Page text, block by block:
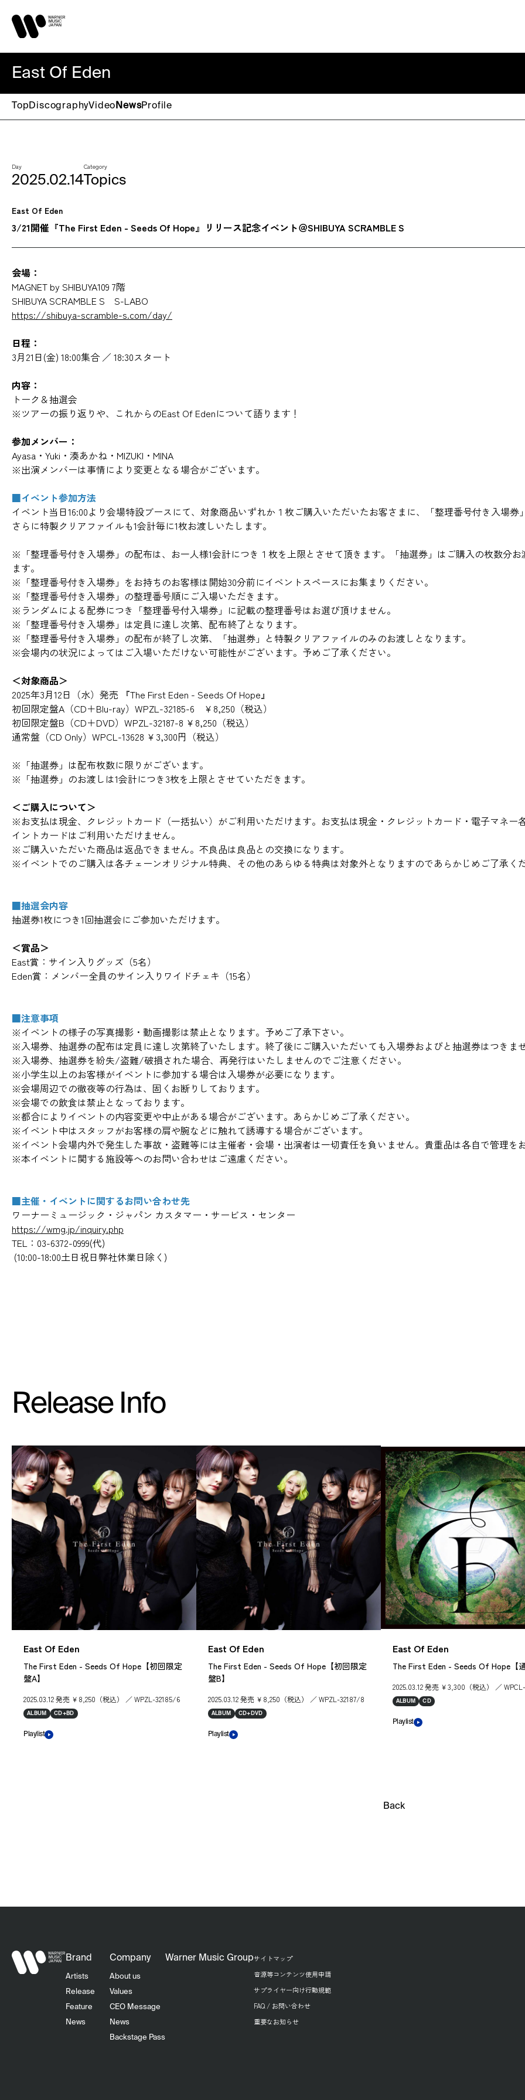
East Of Eden
Top DiscographyVideo NewsProfile
Day
2025.02.14
Category
Topics
East Of Eden
3/21開催『The First Eden - Seeds Of Hope』リリース記念イベント＠SHIBUYA SCRAMBLE S
会場：
MAGNET by SHIBUYA109 7階
SHIBUYA SCRAMBLE S S-LABO
https://shibuya-scramble-s.com/day/
日程：
3月21日(金) 18:00集合 ／ 18:30スタート
内容：
トーク＆抽選会
※ツアーの振り返りや、これからのEast Of Edenについて語ります！
参加メンバー：
Ayasa・Yuki・湊あかね・MIZUKI・MINA
※出演メンバーは事情により変更となる場合がございます。
■イベント参加方法
イベント当日16:00より会場特設ブースにて、対象商品いずれか１枚ご購入いただいたお客さまに、「整理番号付き入場券
さらに特製クリアファイルも1会計毎に1枚お渡しいたします。
※「整理番号付き入場券」の配布は、お一人様1会計につき１枚を上限とさせて頂きます。「抽選券」はご購入の枚数分
ます。
※「整理番号付き入場券」をお持ちのお客様は開始30分前にイベントスペースにお集まりください。
※「整理番号付き入場券」の整理番号順にご入場いただきます。
※ランダムによる配券につき「整理番号付入場券」に記載の整理番号はお選び頂けません。
※「整理番号付き入場券」は定員に達し次第、配布終了となります。
※「整理番号付き入場券」の配布が終了し次第、「抽選券」と特製クリアファイルのみのお渡しとなります。
※会場内の状況によってはご入場いただけない可能性がございます。予めご了承ください。
＜対象商品＞
2025年3月12日（水）発売 『The First Eden - Seeds Of Hope』
初回限定盤A（CD＋Blu-ray）WPZL-32185-6 ￥8,250（税込）
初回限定盤B（CD＋DVD）WPZL-32187-8 ￥8,250（税込）
通常盤（CD Only）WPCL-13628 ￥3,300円（税込）
※「抽選券」は配布枚数に限りがございます。
※「抽選券」のお渡しは1会計につき3枚を上限とさせていただきます。
＜ご購入について＞
※お支払は現金、クレジットカード（一括払い）がご利用いただけます。お支払は現金・クレジットカード・電子マネー
イントカードはご利用いただけません。
※ご購入いただいた商品は返品できません。不良品は良品との交換になります。
※イベントでのご購入は各チェーンオリジナル特典、その他のあらゆる特典は対象外となりますのであらかじめご了承くだ
■抽選会内容
抽選券1枚につき1回抽選会にご参加いただけます。
＜賞品＞
East賞：サイン入りグッズ（5名）
Eden賞：メンバー全員のサイン入りワイドチェキ（15名）
■注意事項
※イベントの様子の写真撮影・動画撮影は禁止となります。予めご了承下さい。
※入場券、抽選券の配布は定員に達し次第終了いたします。終了後にご購入いただいても入場券およびと抽選券はつきま
※入場券、抽選券を紛失/盗難/破損された場合、再発行はいたしませんのでご注意ください。
※小学生以上のお客様がイベントに参加する場合は入場券が必要になります。
※会場周辺での徹夜等の行為は、固くお断りしております。
※会場での飲食は禁止となっております。
※都合によりイベントの内容変更や中止がある場合がございます。あらかじめご了承ください。
※イベント中はスタッフがお客様の肩や腕などに触れて誘導する場合がございます。
※イベント会場内外で発生した事故・盗難等には主催者・会場・出演者は一切責任を負いません。貴重品は各自で管理を
※本イベントに関する施設等へのお問い合わせはご遠慮ください。
■主催・イベントに関するお問い合わせ先
ワーナーミュージック・ジャパン カスタマー・サービス・センター
https://wmg.jp/inquiry.php
TEL：03-6372-0999(代)
(10:00-18:00土日祝日弊社休業日除く)
Release Info
East Of Eden
The First Eden - Seeds Of Hope【初回限定
盤A】
2025.03.12 発売 ￥8,250（税込） ／ WPZL-32185/6
ALBUM CD+BD
Playlist
East Of Eden
The First Eden - Seeds Of Hope【初回限定
盤B】
2025.03.12 発売 ￥8,250（税込） ／ WPZL-32187/8
ALBUM CD+DVD
Playlist
East Of Eden
The First Eden - Seeds Of Hope【通
2025.03.12 発売 ￥3,300（税込） ／
ALBUM CD
Playlist
Back
Brand
Artists
Release
Feature
News
Company
About us
Values
CEO Message
News
Backstage Pass
Warner Music Groupサイトマップ
音源等コンテンツ使用申請
サプライヤー向け行動規範
FAQ / お問い合わせ
重要なお知らせ